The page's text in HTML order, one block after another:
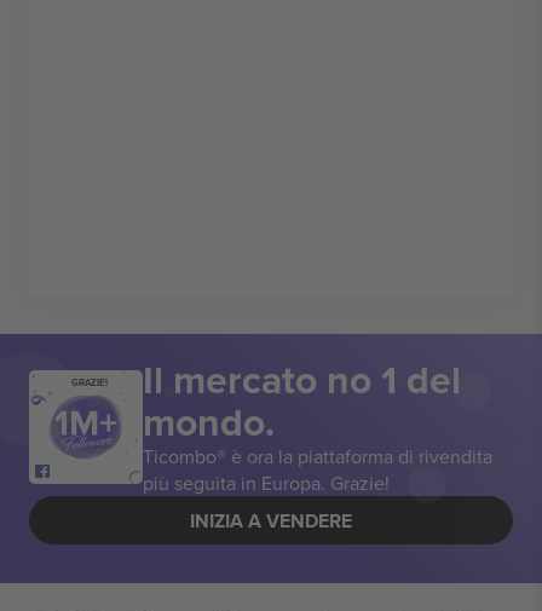
GRAZIE! Il mercato no 1 del
mondo.
Ticombo® è ora la piattaforma di rivendita
più seguita in Europa. Grazie!
INIZIA A VENDERE